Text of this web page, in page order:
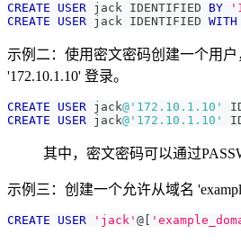
CREATE USER jack IDENTIFIED BY
CREATE
USER jack IDENTIFIED WITH
示例二：使用密文密码创建一个用
'172.10.1.10' 登录。
CREATE USER jack@'172.10.1.10'
CREATE
USER jack@'172.10.1.10'
其中，密文密码可以通过
示例三：创建一个允许从域名
CREATE USER 'jack' @